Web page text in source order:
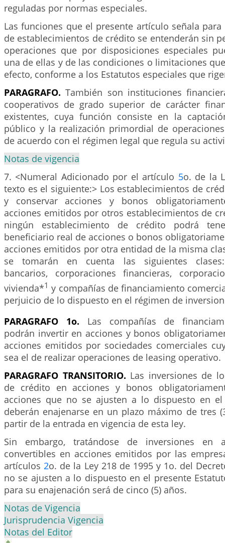
reguladas por normas especiales.
Las funciones que el presente artículo señala
de establecimientos de crédito se entenderán sin
operaciones que por disposiciones especiales
una de ellas y de las condiciones o limitaciones
efecto, conforme a los Estatutos especiales que
PARAGRAFO. También son instituciones
cooperativos de grado superior de carácter
existentes, cuya función consiste en la
público y la realización primordial de
de acuerdo con el régimen legal que regula su
Notas de vigencia
7. <Numeral Adicionado por el artículo 5o. de la
texto es el siguiente:> Los establecimientos de
y conservar acciones y bonos
acciones emitidos por otros establecimientos de
ningún establecimiento de crédito podrá
beneficiario real de acciones o bonos
acciones emitidos por otra entidad de la misma
se tomarán en cuenta las siguientes clases:
bancarios, corporaciones financieras,
vivienda*1 y compañías de financiamiento
perjuicio de lo dispuesto en el régimen de
PARAGRAFO 1o. Las compañías de
podrán invertir en acciones y bonos
acciones emitidos por sociedades comerciales
sea el de realizar operaciones de leasing operativo.
PARAGRAFO TRANSITORIO. Las inversiones de
de crédito en acciones y bonos
acciones que no se ajusten a lo dispuesto en el
deberán enajenarse en un plazo máximo de tres
partir de la entrada en vigencia de esta ley.
Sin embargo, tratándose de inversiones en
convertibles en acciones emitidos por las
artículos2o. de la Ley 218 de 1995 y 1o. del
no se ajusten a lo dispuesto en el presente
para su enajenación será de cinco (5) años.
Notas de Vigencia
Jurisprudencia Vigencia
Notas del Editor